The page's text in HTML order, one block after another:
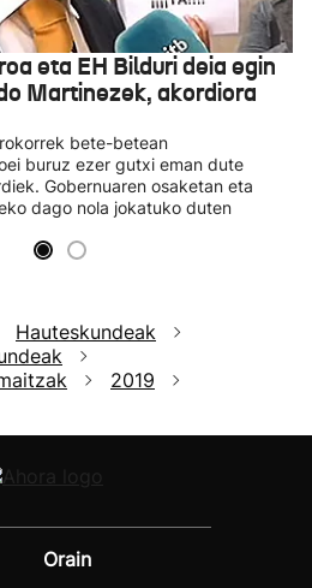
eta EH Bilduri deia egin
Martinezek, akordiora
bete-betean
buruz ezer gutxi eman dute
Gobernuaren osaketan eta
dago nola jokatuko duten
Hauteskundeak
2019
Orain